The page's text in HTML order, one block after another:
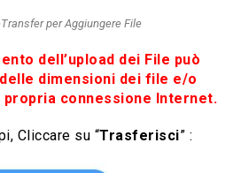
per Aggiungere File
dell’upload dei File può
dimensioni dei file e/o
connessione Internet.
Cliccare su “Trasferisci” :